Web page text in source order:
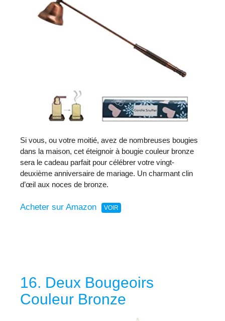
Si vous, ou votre moitié, avez de nombreuses bougies
dans la maison, cet éteignoir à bougie couleur bronze
sera le cadeau parfait pour célébrer votre vingt-
deuxième anniversaire de mariage. Un charmant clin
d’œil aux noces de bronze.
Acheter sur Amazon
16. Deux Bougeoirs
Couleur Bronze